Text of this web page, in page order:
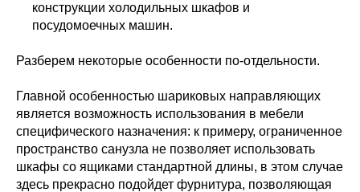
конструкции холодильных шкафов и
посудомоечных машин.
Разберем некоторые особенности по-отдельности.
Главной особенностью шариковых направляющих
является возможность использования в мебели
специфического назначения: к примеру, ограниченное
пространство санузла не позволяет использовать
шкафы со ящиками стандартной длины, в этом случае
здесь прекрасно подойдет фурнитура, позволяющая